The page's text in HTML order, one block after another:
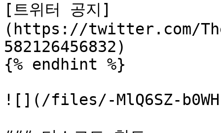
[트위터 공지]
(https://twitter.com/
582126456832)
{% endhint %}
![](/files/-MlQ6SZ-b0WH-